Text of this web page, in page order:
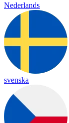
Nederlands
svenska